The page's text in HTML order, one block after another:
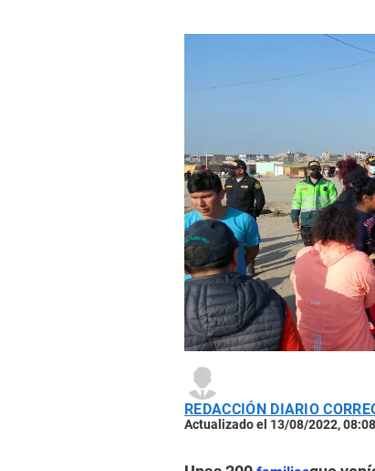
REDACCIÓN DIARIO
Actualizado el 13/08/2022,